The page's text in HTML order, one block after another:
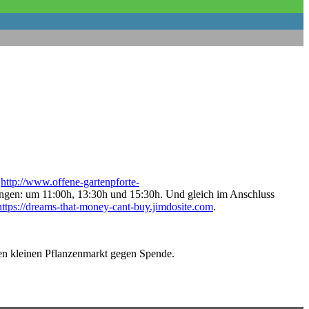
http://www.offene-gartenpforte-
um 11:00h, 13:30h und 15:30h. Und gleich im Anschluss
dreams-that-money-cant-buy.jimdosite.com.
kleinen Pflanzenmarkt gegen Spende.